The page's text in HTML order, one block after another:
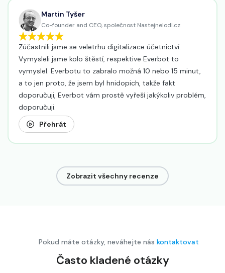
Martin Tyšer
Co-founder and CEO, společnost Nastejnelodi.cz
Zúčastnili jsme se veletrhu digitalizace účetnictví.
Vymysleli jsme kolo štěstí, respektive Everbot to
vymyslel. Everbotu to zabralo možná 10 nebo 15 minut,
a to jen proto, že jsem byl hnidopich, takže fakt
doporučuji, Everbot vám prostě vyřeší jakýkoliv problém,
doporučuji.
Přehrát
Zobrazit všechny recenze
Pokud máte otázky, neváhejte nás kontaktovat
Často kladené otázky